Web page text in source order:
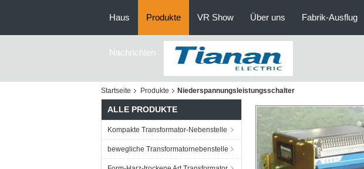
Haus Produkte VR Show Über uns Fabrik-Ausflug
Nachrichten
Startseite Produkte Niederspannungsleistungsschalter
ALLE PRODUKTE
Kompakte Transformator-Nebenstelle
bewegliche Transformatornebenstelle